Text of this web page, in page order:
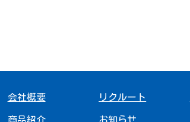
会社概要
商品紹介
リクルート
お知らせ